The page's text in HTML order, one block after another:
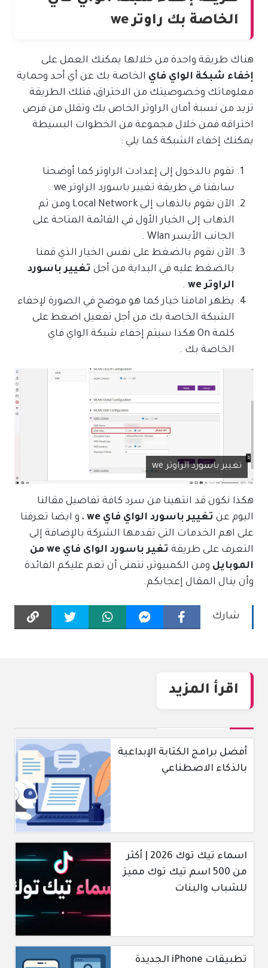
الخاصة بك راوتر we
هناك طريقة واحدة من خلالها يمكنك العمل على
إخفاء شبكة الواي فاي الخاصة بك عن أي أحد وحماية
معلوماتك وخصوصيتك من الاختراق، فتلك الطريقة
تزيد من نسبة أمان الراوتر الخاص بك وتقلل من فرص
اختراقه فمن خلال مجموعة من الخطوات البسيطة
يمكنك إخفاء الشبكة كما يلي :
تقوم بالدخول إلى إعدادت الراوتر كما أوضحنا
سابقنا في طريقة تغيير باسورد الراوتر we .
الآن نقوم بالذهاب إلى Local Network ومن ثم
الذهاب إلى الخيار الأول في القائمة المتاحة على
الجانب الأيسر Wlan .
الآن نقوم بالضغط على نفس الخيار الذي قمنا
بالضغط عليه في البداية من أجل تغيير باسورد
الراوتر we
.
يظهر امامنا خيار كما هو موضح في الصورة لإخفاء
الشبكة الخاصة بك من أجل تفعيل اضغط على
كلمة On هكذا سيتم إخفاء شبكة الواي فاي
الخاصة بك .
تغيير باسورد الراوتر we
هكذا نكون قد انتهينا من سرد كافة تفاصيل مقالنا
اليوم عن تغيير باسورد الواي فاي we
، و ايضا تعرفنا
على اهم الخدمات التي تقدمها الشركة بالإضافة إلى
التعرف على طريقة
تغير باسورد الواى فاي we من
الموبايل ومن الكمبيوتر، نتمنى أن تعم عليكم الفائدة
وأن ينال المقال إعجابكم.
شارك
اقرأ المزيد
أفضل برامج الكتابة الإبداعية
بالذكاء الاصطناعي
اسماء تيك توك 2026 | أكثر
من 500 اسم تيك توك مميز
للشباب والبنات
تطبيقات iPhone الجديدة